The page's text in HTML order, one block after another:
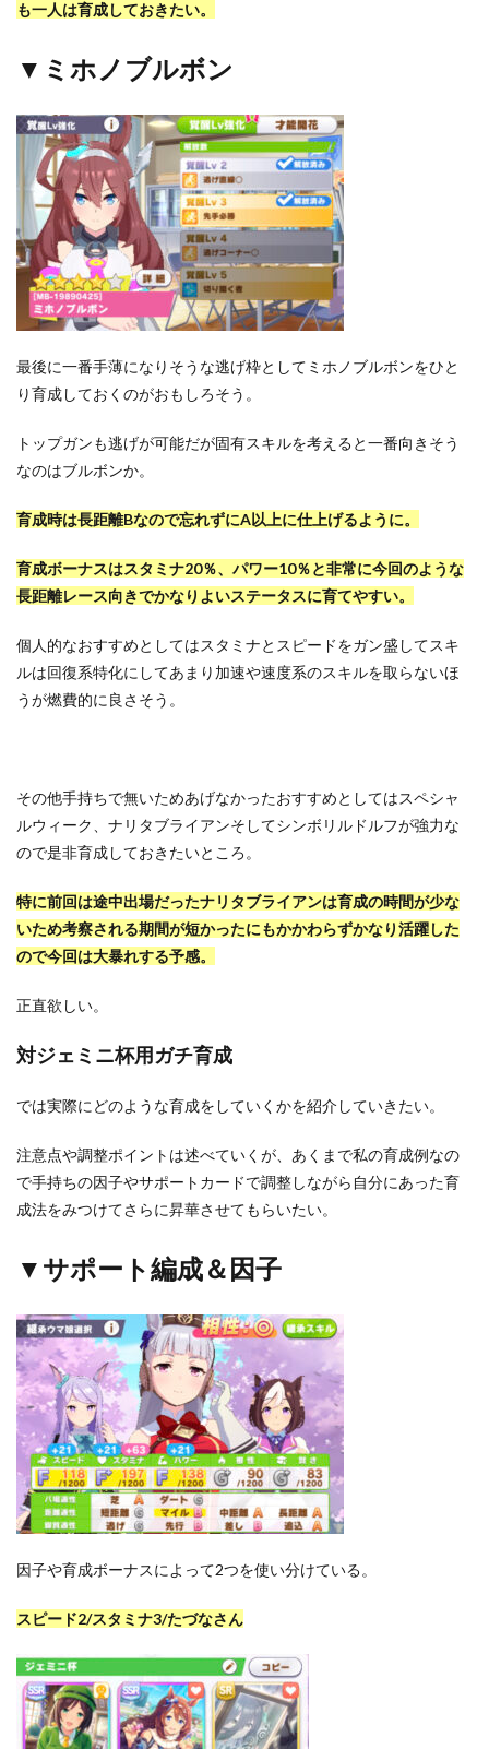
も一人は育成しておきたい。
▼ミホノブルボン
最後に一番手薄になりそうな逃げ枠としてミホノブルボンをひと
り育成しておくのがおもしろそう。
トップガンも逃げが可能だが固有スキルを考えると一番向きそう
なのはブルボンか。
育成時は長距離Bなので忘れずにA以上に仕上げるように。
育成ボーナスはスタミナ20％、パワー10％と非常に今回のような
長距離レース向きでかなりよいステータスに育てやすい。
個人的なおすすめとしてはスタミナとスピードをガン盛してスキ
ルは回復系特化にしてあまり加速や速度系のスキルを取らないほ
うが燃費的に良さそう。
その他手持ちで無いためあげなかったおすすめとしてはスペシャ
ルウィーク、ナリタブライアンそしてシンボリルドルフが強力な
ので是非育成しておきたいところ。
特に前回は途中出場だったナリタブライアンは育成の時間が少な
いため考察される期間が短かったにもかかわらずかなり活躍した
ので今回は大暴れする予感。
正直欲しい。
対ジェミニ杯用ガチ育成
では実際にどのような育成をしていくかを紹介していきたい。
注意点や調整ポイントは述べていくが、あくまで私の育成例なの
で手持ちの因子やサポートカードで調整しながら自分にあった育
成法をみつけてさらに昇華させてもらいたい。
▼サポート編成＆因子
因子や育成ボーナスによって2つを使い分けている。
スピード2/スタミナ3/たづなさん